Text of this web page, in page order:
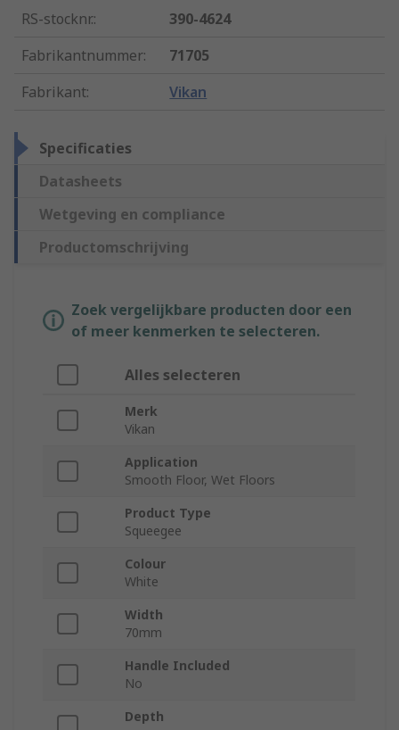
RS-stocknr.:
390-4624
Fabrikantnummer:
71705
Fabrikant: Vikan
Specificaties
Datasheets
Wetgeving en compliance
Productomschrijving
Zoek vergelijkbare producten door een
of meer kenmerken te selecteren.
Alles selecteren
Merk
Vikan
Application
Smooth Floor, Wet Floors
Product Type
Squeegee
Colour
White
Width
70mm
Handle Included
No
Depth